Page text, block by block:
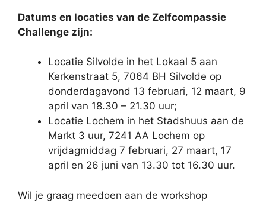
Datums en locaties van de Zelfcompassie
Challenge zijn:
Locatie Silvolde in het Lokaal 5 aan
Kerkenstraat 5, 7064 BH Silvolde op
donderdagavond 13 februari, 12 maart, 9
april van 18.30 – 21.30 uur;
Locatie Lochem in het Stadshuus aan de
Markt 3 uur, 7241 AA Lochem op
vrijdagmiddag 7 februari, 27 maart, 17
april en 26 juni van 13.30 tot 16.30 uur.
Wil je graag meedoen aan de workshop